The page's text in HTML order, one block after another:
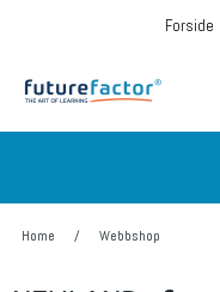
Forside
Home / Webbshop